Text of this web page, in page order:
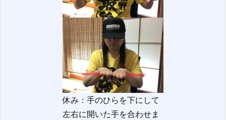
休み：手のひらを下にして
左右に開いた手を合わせま